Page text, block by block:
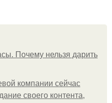
Почему нельзя дарить
компании сейчас
своего контента,